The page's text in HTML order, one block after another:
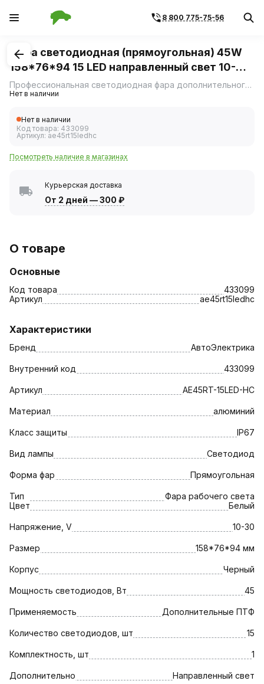
8 800 775-75-56
1/5
Фара светодиодная (прямоугольная) 45W
158*76*94 15 LED направленный свет 10-
30V (АвтоЭлектрика)
Профессиональная светодиодная фара дополнительного освещения с направленным световым потоком.
Нет в наличии
Нет в наличии
Код товара: 433099
Артикул: ae45rt15ledhc
Посмотреть наличие в магазинах
Курьерская доставка
От 2 дней —300 ₽
О товаре
Основные
Код товара
433099
Артикул
ae45rt15ledhc
Характеристики
Бренд АвтоЭлектрика
Внутренний код 433099
Артикул AE45RT-15LED-HC
Материал алюминий
Класс защиты IP67
Вид лампы Светодиод
Форма фар Прямоугольная
Тип
Фара рабочего света
Цвет
Белый
Напряжение, V 10-30
Размер 158*76*94 мм
Корпус Черный
Мощность светодиодов, Вт 45
Применяемость Дополнительные ПТФ
Количество светодиодов, шт 15
Комплектность, шт 1
Дополнительно Направленный свет